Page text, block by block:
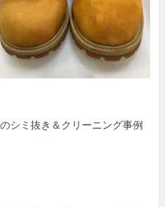
シミ抜き＆クリーニング事例